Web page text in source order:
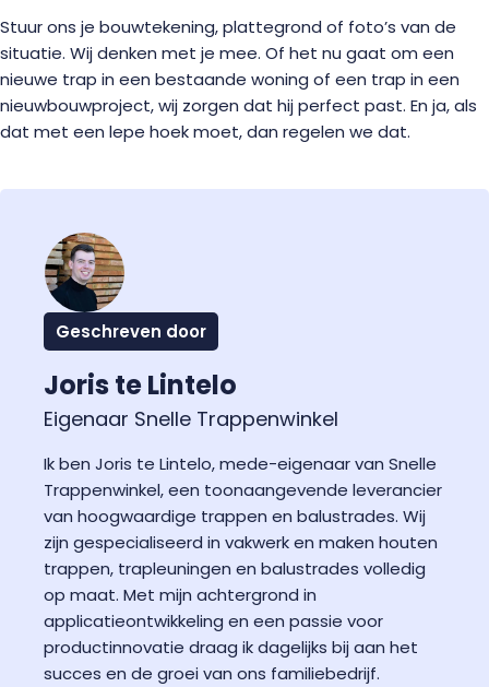
Stuur ons je bouwtekening, plattegrond of foto’s van de
situatie. Wij denken met je mee. Of het nu gaat om een
nieuwe trap in een bestaande woning of een trap in een
nieuwbouwproject, wij zorgen dat hij perfect past. En ja, als
dat met een lepe hoek moet, dan regelen we dat.
Geschreven door
Joris te Lintelo
Eigenaar Snelle Trappenwinkel
Ik ben Joris te Lintelo, mede-eigenaar van Snelle
Trappenwinkel, een toonaangevende leverancier
van hoogwaardige trappen en balustrades. Wij
zijn gespecialiseerd in vakwerk en maken houten
trappen, trapleuningen en balustrades volledig
op maat. Met mijn achtergrond in
applicatieontwikkeling en een passie voor
productinnovatie draag ik dagelijks bij aan het
succes en de groei van ons familiebedrijf.